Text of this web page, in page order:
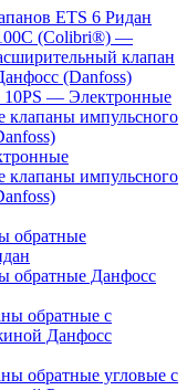
ETS 6 Ридан
(Colibri®) —
клапан
(Danfoss)
— Электронные
клапаны импульсного
клапаны импульсного
обратные
обратные Данфосс
обратные с
Данфосс
обратные угловые с